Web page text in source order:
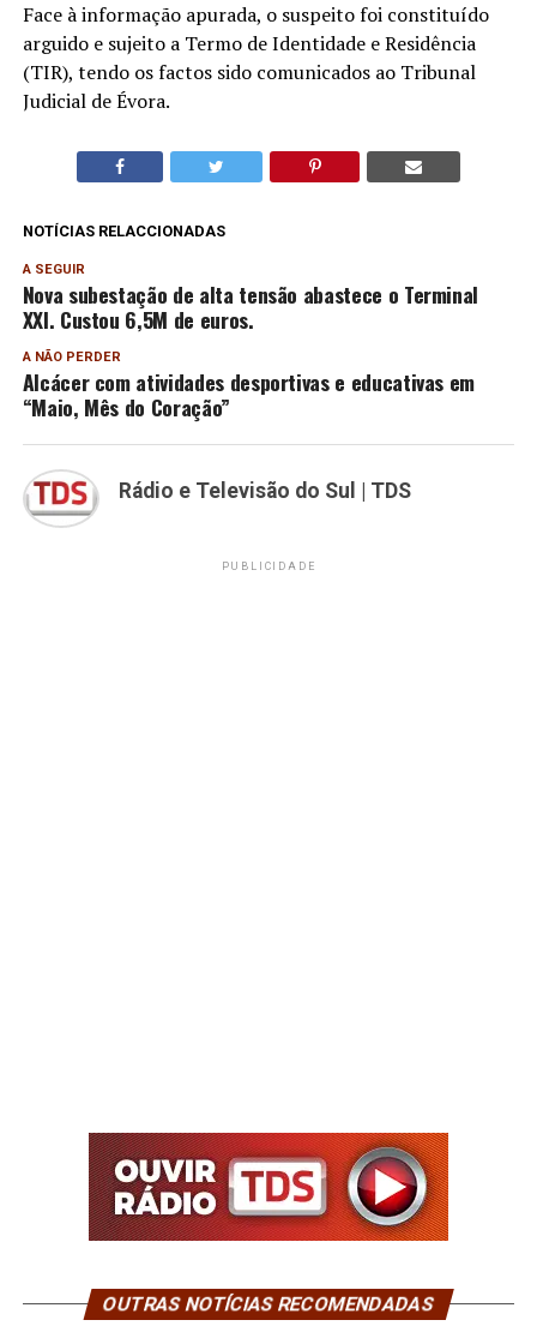
Face à informação apurada, o suspeito foi constituído
arguido e sujeito a Termo de Identidade e Residência
(TIR), tendo os factos sido comunicados ao Tribunal
Judicial de Évora.
NOTÍCIAS RELACCIONADAS
A SEGUIR
Nova subestação de alta tensão abastece o Terminal
XXI. Custou 6,5M de euros.
A NÃO PERDER
Alcácer com atividades desportivas e educativas em
“Maio, Mês do Coração”
Rádio e Televisão do Sul | TDS
PUBLICIDADE
OUTRAS NOTÍCIAS RECOMENDADAS